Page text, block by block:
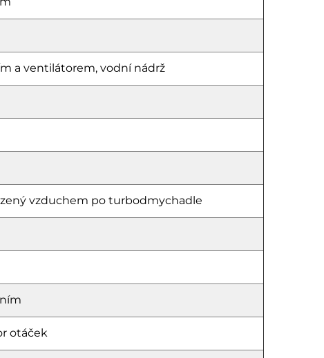
a ventilátorem, vodní nádrž
vzduchem po turbodmychadle
otáček